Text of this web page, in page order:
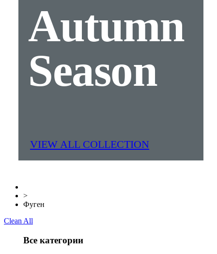
Autumn
Season
VIEW ALL COLLECTION
>
Фуген
Clean All
Все категории